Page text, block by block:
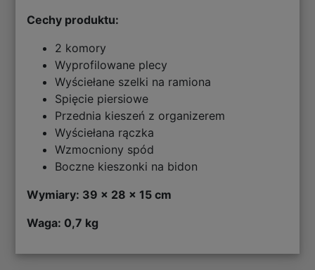
Cechy produktu:
2 komory
Wyprofilowane plecy
Wyściełane szelki na ramiona
Spięcie piersiowe
Przednia kieszeń z organizerem
Wyściełana rączka
Wzmocniony spód
Boczne kieszonki na bidon
Wymiary: 39 x 28 x 15 cm
Waga: 0,7 kg